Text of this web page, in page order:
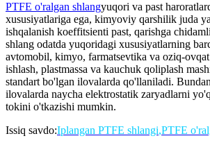
PTFE o'ralgan shlangyuqori va past
xususiyatlariga ega, kimyoviy qarshilik juda
ishqalanish koeffitsienti past, qarishga
shlang odatda yuqoridagi xususiyatlarning
avtomobil, kimyo, farmatsevtika va oziq-
ishlash, plastmassa va kauchuk qoliplash
standart bo'lgan ilovalarda qo'llaniladi.
ilovalarda naycha elektrostatik zaryadlarni
tokini o'tkazishi mumkin.
Issiq savdo:Iplangan PTFE shlangi,PTFE